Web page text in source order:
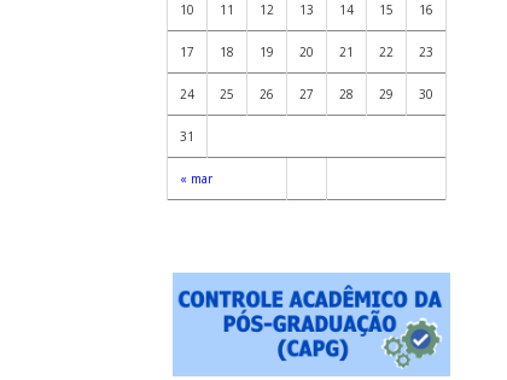
« mar
10 11 12 13 14 15 16
17 18 19 20 21 22 23
24 25 26 27 28 29 30
31